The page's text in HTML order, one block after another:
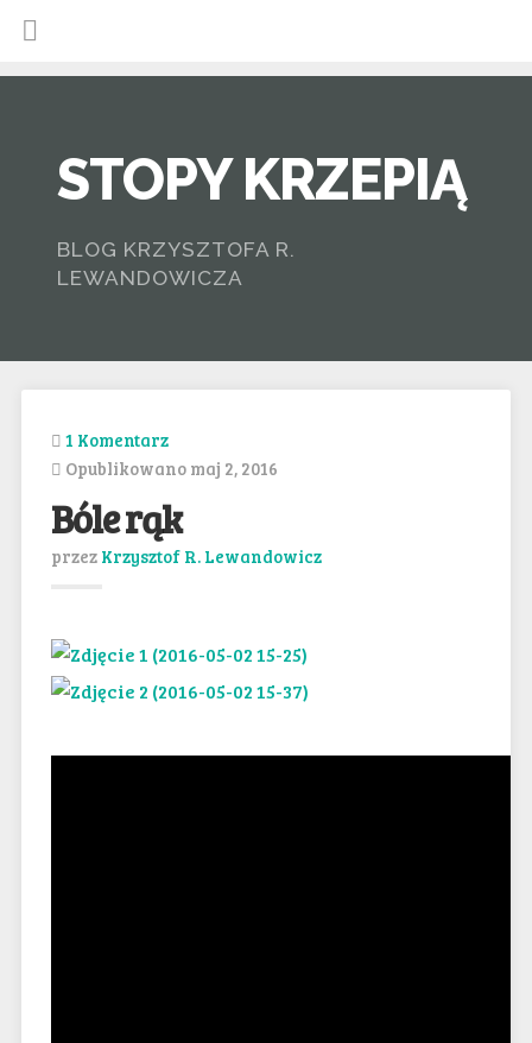
STOPY KRZEPIĄ
BLOG KRZYSZTOFA R.
LEWANDOWICZA
1 Komentarz
Opublikowano maj 2, 2016
Bóle rąk
przez Krzysztof R. Lewandowicz